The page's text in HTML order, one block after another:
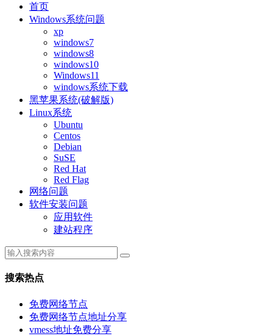
首页
Windows系统问题
xp
windows7
windows8
windows10
Windows11
windows系统下载
黑苹果系统(破解版)
Linux系统
Ubuntu
Centos
Debian
SuSE
Red Hat
Red Flag
网络问题
软件安装问题
应用软件
建站程序
搜索热点
免费网络节点
免费网络节点地址分享
vmess地址免费分享